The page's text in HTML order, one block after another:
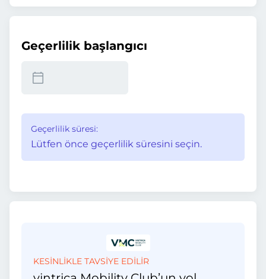
Geçerlilik başlangıcı
Geçerlilik süresi:
Lütfen önce geçerlilik süresini seçin.
KESİNLİKLE TAVSİYE EDİLİR